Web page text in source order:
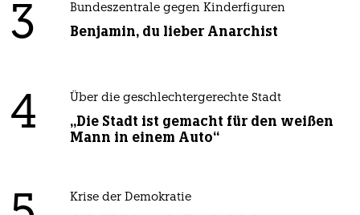
3 Bundeszentrale gegen Kinderfiguren
Benjamin, du lieber Anarchist
4 Über die geschlechtergerechte Stadt
„Die Stadt ist gemacht für den weißen
Mann in einem Auto“
Krise der Demokratie